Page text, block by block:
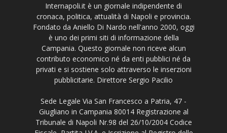
Internapoli.it è un giornale indipendente di
cronaca, politica, attualità di Napoli e provincia.
Fondato da Aniello Di Nardo nell'anno 2000, oggi
è uno dei primi siti di informazione della
Campania. Questo giornale non riceve alcun
contributo economico né da enti pubblici né da
privati e si sostiene solo attraverso le inserzioni
pubblicitarie. Direttore Sergio Pacilio
Sede Legale Via San Francesco a Patria, 47 -
Giugliano in Campania 80014 Registrazione al
Tribunale di Napoli Nr.98 del 26/10/2004 Codice